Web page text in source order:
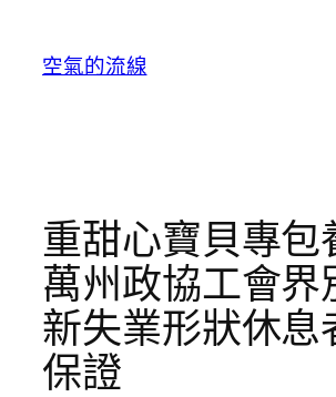
空氣的流線
重甜心寶貝專包
萬州政協工會界
新失業形狀休息
保證